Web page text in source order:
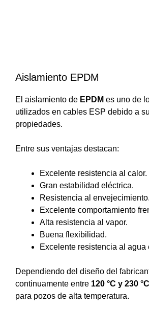
Aislamiento EPDM
El aislamiento de EPDM es uno de
utilizados en cables ESP debido a
propiedades.
Entre sus ventajas destacan:
Excelente resistencia al calor.
Gran estabilidad eléctrica.
Resistencia al envejecimiento.
Excelente comportamiento
Alta resistencia al vapor.
Buena flexibilidad.
Excelente resistencia al agua
Dependiendo del diseño del
continuamente entre 120 °C y 230 °C
para pozos de alta temperatura.